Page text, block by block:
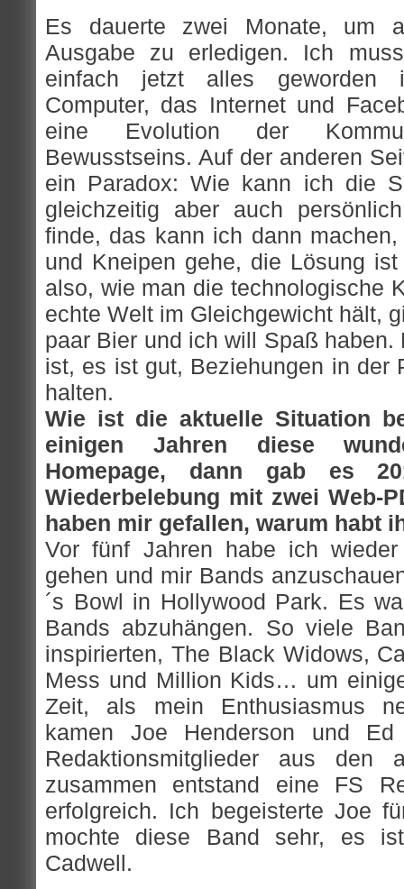
Es dauerte zwei Monate, um
Ausgabe zu erledigen. Ich
einfach jetzt alles geworden
Computer, das Internet und
eine Evolution der
Bewusstseins. Auf der anderen
ein Paradox: Wie kann ich die
gleichzeitig aber auch
finde, das kann ich dann
und Kneipen gehe, die Lösung
also, wie man die technologische
echte Welt im Gleichgewicht hält,
paar Bier und ich will Spaß
ist, es ist gut, Beziehungen in der
halten.
Wie ist die aktuelle Situation
einigen Jahren diese
Homepage, dann gab es
Wiederbelebung mit zwei Web-
haben mir gefallen, warum habt
Vor fünf Jahren habe ich
gehen und mir Bands
´s Bowl in Hollywood Park. Es
Bands abzuhängen. So viele
inspirierten, The Black Widows,
Mess und Million Kids… um
Zeit, als mein Enthusiasmus
kamen Joe Henderson und
Redaktionsmitglieder aus den
zusammen entstand eine FS
erfolgreich. Ich begeisterte Joe
mochte diese Band sehr, es
Cadwell.